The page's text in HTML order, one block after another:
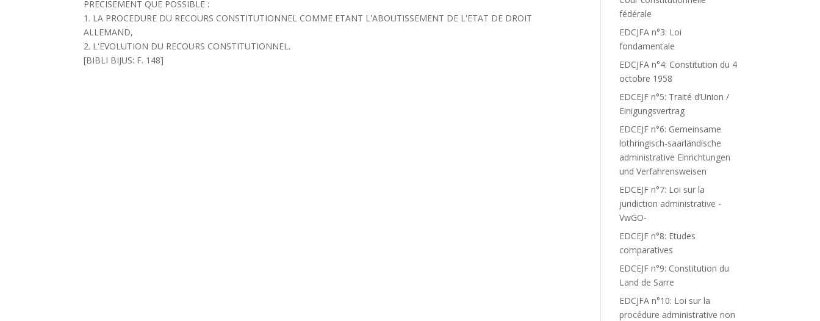
PRECISEMENT QUE POSSIBLE :
1. LA PROCEDURE DU RECOURS CONSTITUTIONNEL COMME ETANT L'ABOUTISSEMENT DE L'ETAT DE DROIT
ALLEMAND,
2. L'EVOLUTION DU RECOURS CONSTITUTIONNEL.
[BIBLI BIJUS: F. 148]
fédérale
EDCJFA n°3: Loi
fondamentale
EDCJFA n°4: Constitution du 4
octobre 1958
EDCEJF n°5: Traité d’Union /
Einigungsvertrag
EDCEJF n°6: Gemeinsame
lothringisch-saarländische
administrative Einrichtungen
und Verfahrensweisen
EDCEJF n°7: Loi sur la
juridiction administrative -
VwGO-
EDCEJF n°8: Etudes
comparatives
EDCEJF n°9: Constitution du
Land de Sarre
EDCJFA n°10: Loi sur la
procédure administrative non